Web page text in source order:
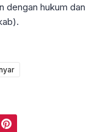
dengan hukum dan